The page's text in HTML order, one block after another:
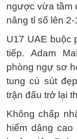
ngược vừa tầm
nâng tỉ số lên 2-
U17 UAE buộc
tiếp. Adam
phòng ngự sơ
tung cú sút
trận đấu trở lại
Không chấp
hiểm dâng